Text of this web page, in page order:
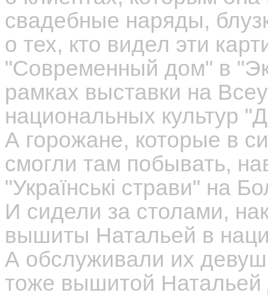
свадебные наряды,
о тех, кто видел эти
"Современный дом" в
рамках выставки на
национальных культур
А горожане, которые в
смогли там побывать,
"Українськi страви" на
И сидели за столами,
вышиты Натальей в
А обслуживали их
тоже вышитой Натальей